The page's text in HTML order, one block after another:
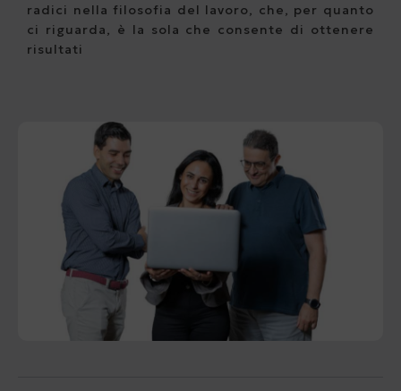
radici nella filosofia del lavoro, che, per quanto
ci riguarda, è la sola che consente di ottenere
risultati